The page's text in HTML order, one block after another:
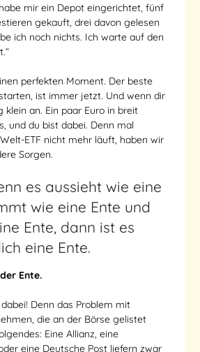
mir ein Depot eingerichtet, fünf
gekauft, drei davon gelesen
ich noch nichts. Ich warte auf den
perfekten Moment. Der beste
ist immer jetzt. Und wenn dir
klein an. Ein paar Euro in breit
und du bist dabei. Denn mal
ETF nicht mehr läuft, haben wir
Sorgen.
es aussieht wie eine
wie eine Ente und
Ente, dann ist es
eine Ente.
Ente.
Denn das Problem mit
die an der Börse gelistet
Eine Allianz, eine
eine Deutsche Post liefern zwar